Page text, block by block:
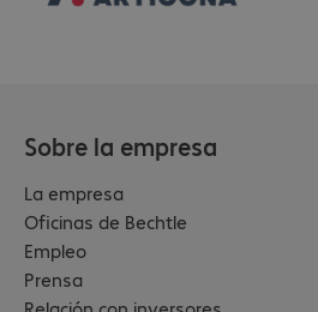
Sobre la empresa
La empresa
Oficinas de Bechtle
Empleo
Prensa